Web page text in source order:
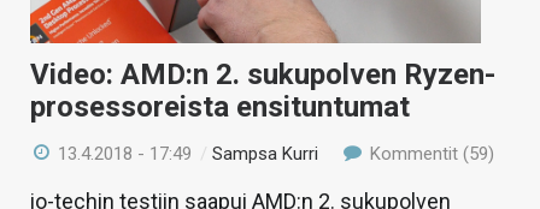
Video: AMD:n 2. sukupolven Ryzen-
prosessoreista ensituntumat
13.4.2018 - 17:49 /Sampsa Kurri Kommentit (59)
io-techin testiin saapui AMD:n 2. sukupolven